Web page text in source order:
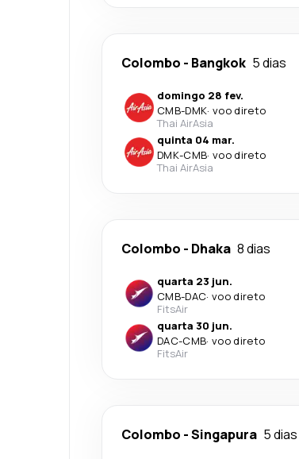
Colombo - Bangkok 5 dias
domingo 28 fev.
CMB-DMK· voo direto
Thai AirAsia
quinta 04 mar.
DMK-CMB· voo direto
Thai AirAsia
Colombo - Dhaka 8 dias
quarta 23 jun.
CMB-DAC· voo direto
FitsAir
quarta 30 jun.
DAC-CMB· voo direto
FitsAir
Colombo -Singapura 5 dias